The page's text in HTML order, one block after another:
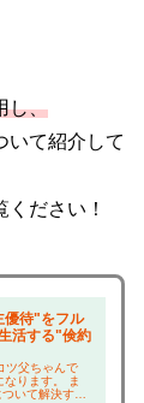
し、
いて紹介して
ださい！
優待"をフル
活する"倹約
ツ父ちゃんで
ります。 ま
いて解決する